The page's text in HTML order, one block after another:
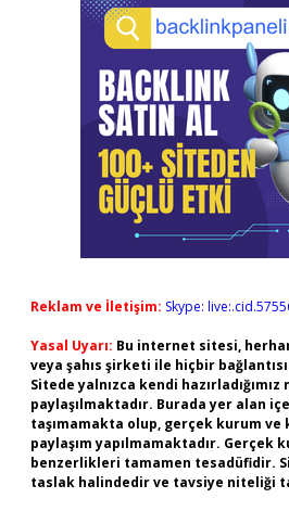
Reklam ve İletişim: Skype:
Yasal Uyarı: Bu internet sitesi,
veya şahıs şirketi ile hiçbir
Sitede yalnızca kendi
paylaşılmaktadır. Burada yer alan
taşımamakta olup, gerçek kurum ve
paylaşım yapılmamaktadır. Gerçek
benzerlikleri tamamen tesadüfidir.
taslak halindedir ve tavsiye niteliği